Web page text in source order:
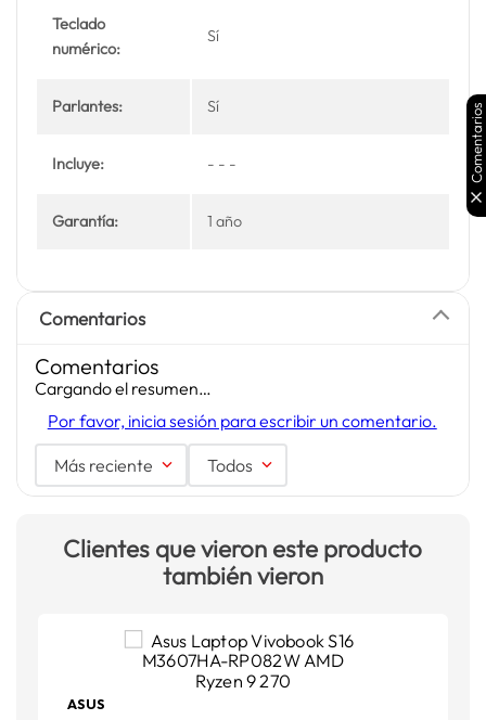
Teclado
numérico:
Sí
Parlantes: Sí
Incluye: - - -
Garantía: 1 año
Comentarios
Comentarios
Cargando el resumen…
Por favor, inicia sesión para escribir un comentario.
Más reciente Todos
Clientes que vieron este producto
también vieron
ASUS
Comentarios